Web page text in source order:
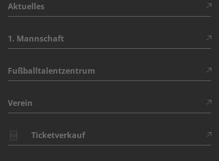
Aktuelles
1. Mannschaft
Fußballtalentzentrum
Verein
Ticketverkauf